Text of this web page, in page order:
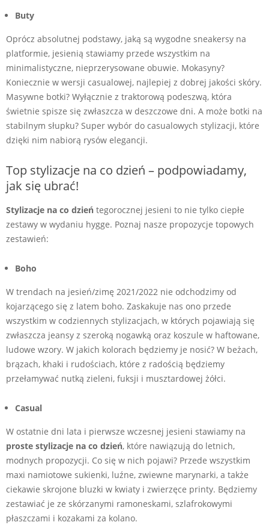
Buty
Oprócz absolutnej podstawy, jaką są wygodne sneakersy na
platformie, jesienią stawiamy przede wszystkim na
minimalistyczne, nieprzerysowane obuwie. Mokasyny?
Koniecznie w wersji casualowej, najlepiej z dobrej jakości skóry.
Masywne botki? Wyłącznie z traktorową podeszwą, która
świetnie spisze się zwłaszcza w deszczowe dni. A może botki na
stabilnym słupku? Super wybór do casualowych stylizacji, które
dzięki nim nabiorą rysów elegancji.
Top stylizacje na co dzień – podpowiadamy,
jak się ubrać!
Stylizacje na co dzień tegorocznej jesieni to nie tylko ciepłe
zestawy w wydaniu hygge. Poznaj nasze propozycje topowych
zestawień:
Boho
W trendach na jesień/zimę 2021/2022 nie odchodzimy od
kojarzącego się z latem boho. Zaskakuje nas ono przede
wszystkim w codziennych stylizacjach, w których pojawiają się
zwłaszcza jeansy z szeroką nogawką oraz koszule w haftowane,
ludowe wzory. W jakich kolorach będziemy je nosić? W beżach,
brązach, khaki i rudościach, które z radością będziemy
przełamywać nutką zieleni, fuksji i musztardowej żółci.
Casual
W ostatnie dni lata i pierwsze wczesnej jesieni stawiamy na
proste stylizacje na co dzień, które nawiązują do letnich,
modnych propozycji. Co się w nich pojawi? Przede wszystkim
maxi namiotowe sukienki, luźne, zwiewne marynarki, a także
ciekawie skrojone bluzki w kwiaty i zwierzęce printy. Będziemy
zestawiać je ze skórzanymi ramoneskami, szlafrokowymi
płaszczami i kozakami za kolano.